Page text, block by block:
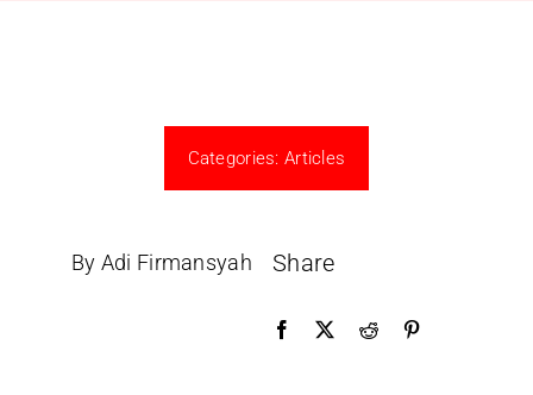
Categories:Articles
By Adi Firmansyah Share